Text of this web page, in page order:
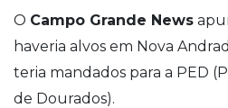
O Campo Grande News
haveria alvos em Nova
teria mandados para a PED
de Dourados).